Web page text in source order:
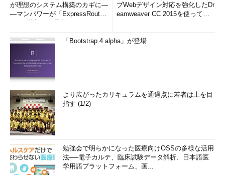
が理想のシステム構築のカギに―
―マンパワーが「ExpressRout
ブWebデザイン対応を強化したDr
eamweaver CC 2015を使って
「Bootstrap 4 alpha」が登場
より広がったカリキュラムを通過点に若者は上を目
指す (1/2)
勉強会で明らかになった医療向けOSSの多様な活用
法──電子カルテ、臨床試験データ解析、日本語医
学用語プラットフォーム、画...